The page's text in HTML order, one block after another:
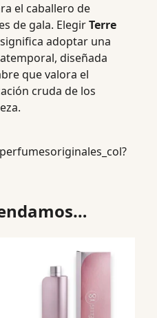
el caballero de
de gala. ElegirTerre
significa adoptar una
diseñada
que valora el
cruda de los